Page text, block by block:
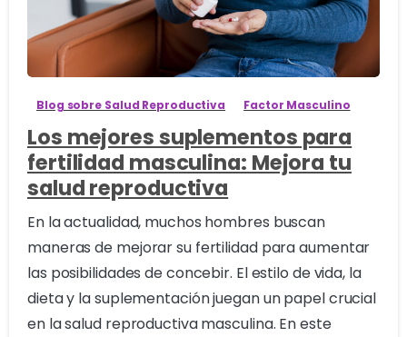
4
Blog sobre Salud Reproductiva Factor Masculino
Los mejores suplementos para
fertilidad masculina: Mejora tu
salud reproductiva
En la actualidad, muchos hombres buscan
maneras de mejorar su fertilidad para aumentar
las posibilidades de concebir. El estilo de vida, la
dieta y la suplementación juegan un papel crucial
en la salud reproductiva masculina. En este